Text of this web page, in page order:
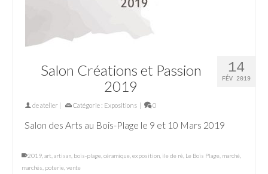
14
FÉV 2019
Salon Créations et Passion
2019
deatelier | Catégorie : Expositions | 0
Salon des Arts au Bois-Plage le 9 et 10 Mars 2019
2019 art artisan bois-plage céramique exposition ile de ré Le Bois Plage marché
marchés poterie vente